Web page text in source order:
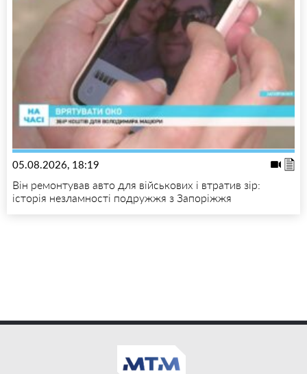
05.08.2026, 18:19
Він ремонтував авто для військових і втратив зір:
історія незламності подружжя з Запоріжжя